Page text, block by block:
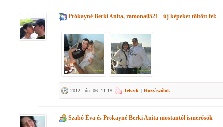
Prókayné Berki Anita, ramona0521 - új képeket töltött fel:
2012. jún. 06. 11:19 Tetszik | Hozzászólok
Szabó Éva és Prókayné Berki Anita mostantól ismerősök